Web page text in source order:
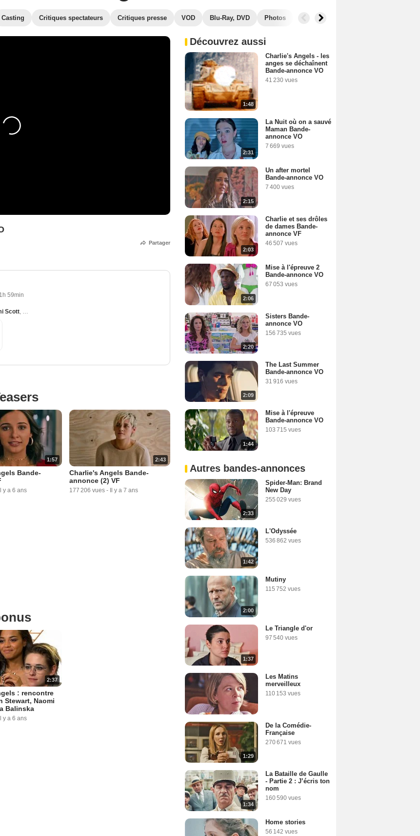
Casting Critiques spectateurs Critiques presse VOD Blu-Ray, DVD Photos Musique
Partager
1h 59min
Scott, Ella Balinska
1:57
Bande-
Il y a 6 ans
2:43
Charlie's Angels Bande-
annonce (2) VF
177 206 vues - Il y a 7 ans
2:37
: rencontre
Stewart, Naomi
Balinska
Il y a 6 ans
Découvrez aussi
1:48
Charlie's Angels - les
anges se déchaînent
Bande-annonce VO
41 230 vues
2:31
La Nuit où on a sauvé
Maman Bande-
annonce VO
7 669 vues
2:15
Un after mortel
Bande-annonce VO
7 400 vues
2:03
Charlie et ses drôles
de dames Bande-
annonce VF
46 507 vues
2:06
Mise à l'épreuve 2
Bande-annonce VO
67 053 vues
2:20
Sisters Bande-
annonce VO
156 735 vues
2:09
The Last Summer
Bande-annonce VO
31 916 vues
1:44
Mise à l'épreuve
Bande-annonce VO
103 715 vues
Autres bandes-annonces
2:33
Spider-Man: Brand
New Day
255 029 vues
1:42
L'Odyssée
536 862 vues
2:00
Mutiny
115 752 vues
1:37
Le Triangle d'or
97 540 vues
Les Matins
merveilleux
110 153 vues
1:29
De la Comédie-
Française
270 671 vues
1:34
La Bataille de Gaulle
- Partie 2 : J’écris ton
nom
160 590 vues
Home stories
56 142 vues